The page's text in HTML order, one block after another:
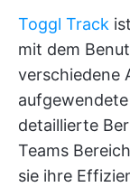
Toggl Track
mit dem
verschiedene
detaillierte
Teams
sie ihre